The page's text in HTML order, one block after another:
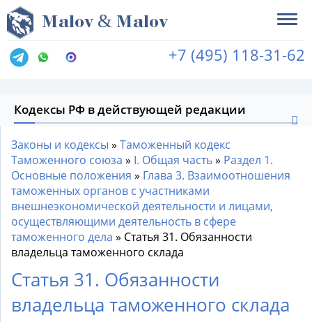
Malov & Malov
+7 (495) 118-31-62
Кодексы РФ в действующей редакции
Законы и кодексы » Таможенный кодекс
Таможенного союза » I. Общая часть» Раздел 1.
Основные положения » Глава 3. Взаимоотношения
таможенных органов с участниками
внешнеэкономической деятельности и лицами,
осуществляющими деятельность в сфере
таможенного дела » Статья 31. Обязанности
владельца таможенного склада
Статья 31. Обязанности
владельца таможенного склада